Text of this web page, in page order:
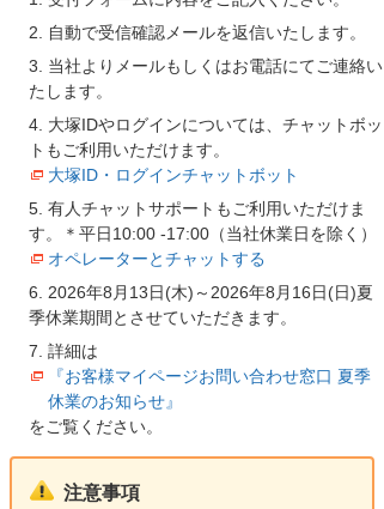
自動で受信確認メールを返信いたします。
当社よりメールもしくはお電話にてご連絡い
たします。
大塚IDやログインについては、チャットボッ
トもご利用いただけます。
大塚ID・ログインチャットボット
有人チャットサポートもご利用いただけま
す。＊平日10:00 -17:00（当社休業日を除く）
オペレーターとチャットする
2026年8月13日(木)～2026年8月16日(日)夏
季休業期間とさせていただきます。
詳細は
『お客様マイページお問い合わせ窓口 夏季
休業のお知らせ』
をご覧ください。
注意事項